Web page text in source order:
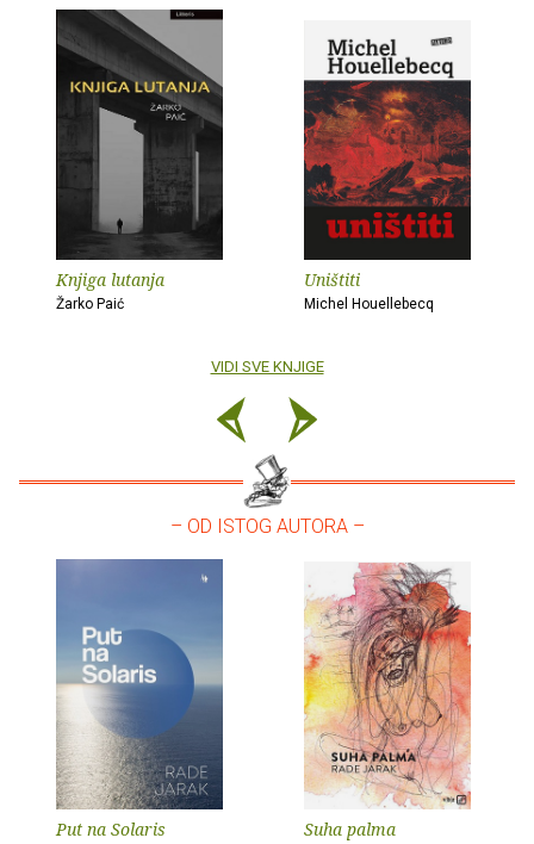
Knjiga lutanja
Žarko Paić
Uništiti
Michel Houellebecq
VIDI SVE KNJIGE
– OD ISTOG AUTORA –
Put na Solaris Suha palma